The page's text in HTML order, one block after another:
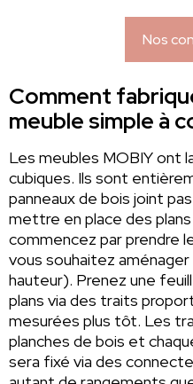
Nos
Comment
meuble simple à
Les meubles MOBIY ont
cubiques. Ils sont
panneaux de bois joint
mettre en place des
commencez par prendre
vous souhaitez
hauteur). Prenez une
plans via des traits
mesurées plus tôt. Les
planches de bois et
sera fixé via des